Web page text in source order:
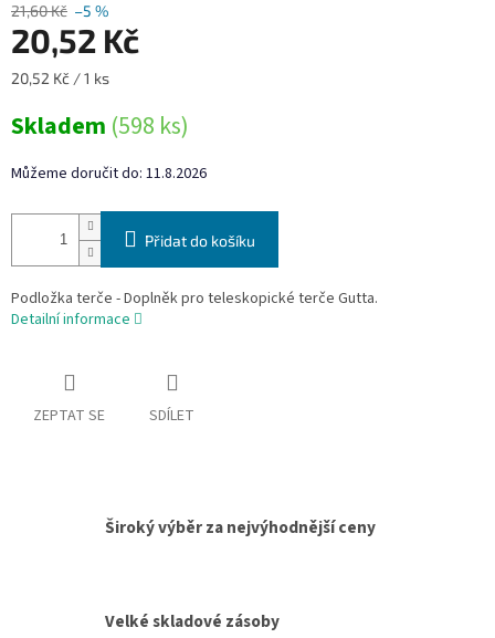
21,60 Kč –5 %
20,52 Kč
Měrná
20,52 Kč / 1 ks
Skladem (598 ks)
Můžeme doručit do: 11.8.2026
Přidat do košíku
Podložka terče - Doplněk pro teleskopické terče Gutta.
Detailní informace
ZEPTAT SE SDÍLET
Široký výběr za nejvýhodnější ceny
Velké skladové zásoby